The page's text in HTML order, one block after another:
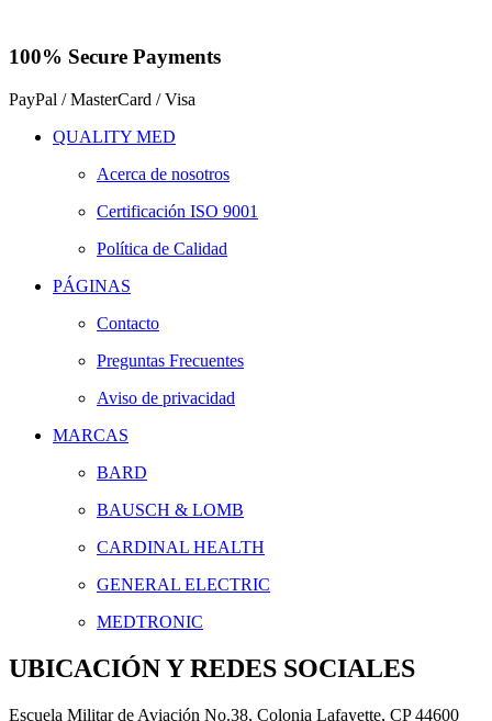
100% Secure Payments
PayPal / MasterCard / Visa
QUALITY MED
Acerca de nosotros
Certificación ISO 9001
Política de Calidad
PÁGINAS
Contacto
Preguntas Frecuentes
Aviso de privacidad
MARCAS
BARD
BAUSCH & LOMB
CARDINAL HEALTH
GENERAL ELECTRIC
MEDTRONIC
UBICACIÓN Y REDES SOCIALES
Escuela Militar de Aviación No.38, Colonia Lafayette, CP 44600